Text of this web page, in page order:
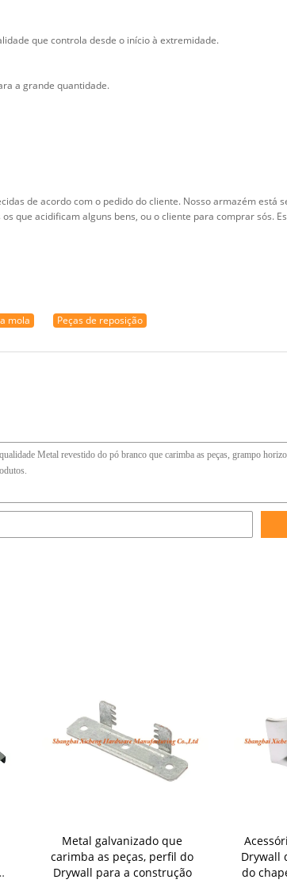
que controla desde o início à extremidade.
a grande quantidade.
de acordo com o pedido do cliente. Nosso armazém
que acidificam alguns bens, ou o cliente para comprar sós.
mola Peças de reposição
Metal galvanizado que
carimba as peças, perfil do
Drywall para a construção
Drywall
do